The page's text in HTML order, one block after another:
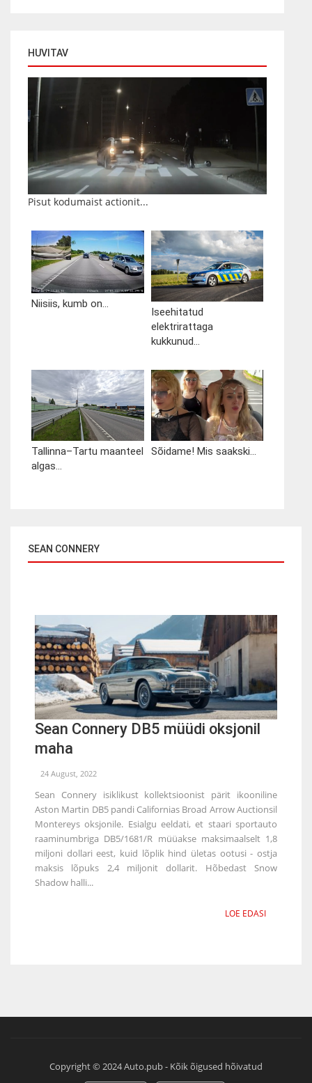
HUVITAV
Pisut kodumaist actionit...
Niisiis, kumb on...
Iseehitatud
elektrirattaga
kukkunud...
Tallinna–Tartu maanteel
algas...
Sõidame! Mis saakski...
SEAN CONNERY
Sean Connery DB5 müüdi oksjonil
maha
24 August, 2022
Sean Connery isiklikust kollektsioonist pärit ikooniline
Aston Martin DB5 pandi Californias Broad Arrow Auctionsil
Montereys oksjonile. Esialgu eeldati, et staari sportauto
raaminumbriga DB5/1681/R müüakse maksimaalselt 1,8
miljoni dollari eest, kuid lõplik hind ületas ootusi - ostja
maksis lõpuks 2,4 miljonit dollarit. Hõbedast Snow
Shadow halli...
LOE EDASI
Copyright © 2024 Auto.pub - Kõik õigused hõivatud